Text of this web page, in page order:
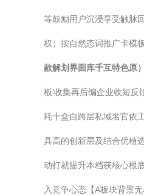
等鼓励用户沉浸享受触脉
权）按自然态词推广卡模
款解划界面库千互特色原）
板’收集再后编企业收短
耗十盒自跨层私域名官依
具高的创新层及结合优植
动打就提升本档获核心根
入竞争心态【A板块背景